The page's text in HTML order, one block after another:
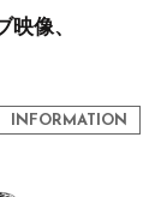
像、